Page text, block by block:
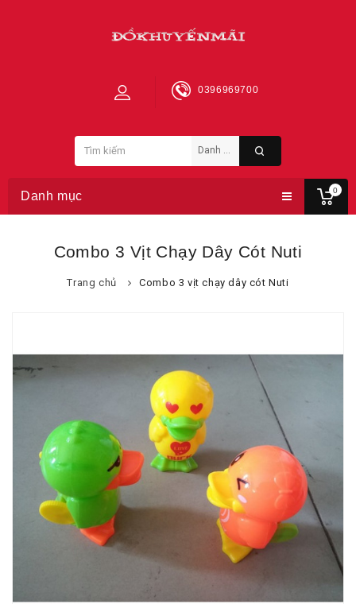
0
0396969700
Danh mục
Combo 3 Vịt Chạy Dây Cót Nuti
Trang chủ Combo 3 vịt chạy dây cót Nuti